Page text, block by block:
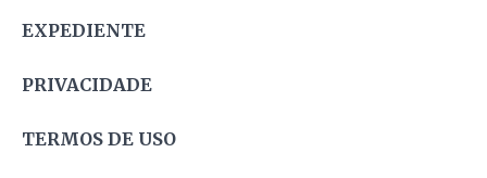
EXPEDIENTE
PRIVACIDADE
TERMOS DE USO